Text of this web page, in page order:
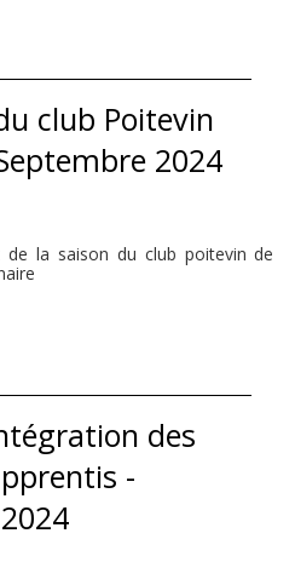
club Poitevin
2024
de la saison du club poitevin de
des
-